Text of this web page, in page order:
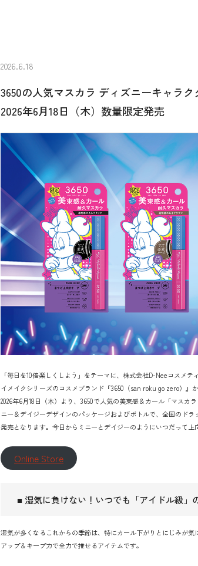
2026.6.18
3650の人気マスカラ ディズニーキャラ
2026年6月18日（木）数量限定発売
「毎日を10倍楽しくしよう」をテーマに、株式会社D-Neeコスメ
イメイクシリーズのコスメブランド『3650（san roku go zero）』
2026年6月18日（木）より、3650で人気の美束感＆カール「マスカ
ニー＆デイジーデザインのパッケージおよびボトルで、全国のド
発売となります。今日からミニーとデイジーのようにいつだって上
Online Store
■ 湿気に負けない！いつでも「アイドル級」
湿気が多くなるこれからの季節は、特にカール下がりとにじみが
アップ＆キープ力で全力で推せるアイテムです。